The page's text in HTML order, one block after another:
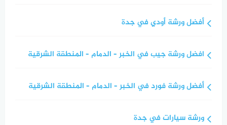
أفضل ورشة أودي في جدة
افضل ورشة جيب في الخبر – الدمام – المنطقة الشرقية
أفضل ورشة فورد في الخبر – الدمام – المنطقة الشرقية
ورشة سيارات في جدة